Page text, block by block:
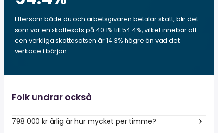
Eftersom både du och arbetsgivaren betalar skatt, blir det
som var en skattesats på 40.1% till 54.4%, vilket innebär att
den verkliga skattesatsen är 14.3% högre än vad det
verkade i början.
Folk undrar också
798 000 kr årlig är hur mycket per timme?